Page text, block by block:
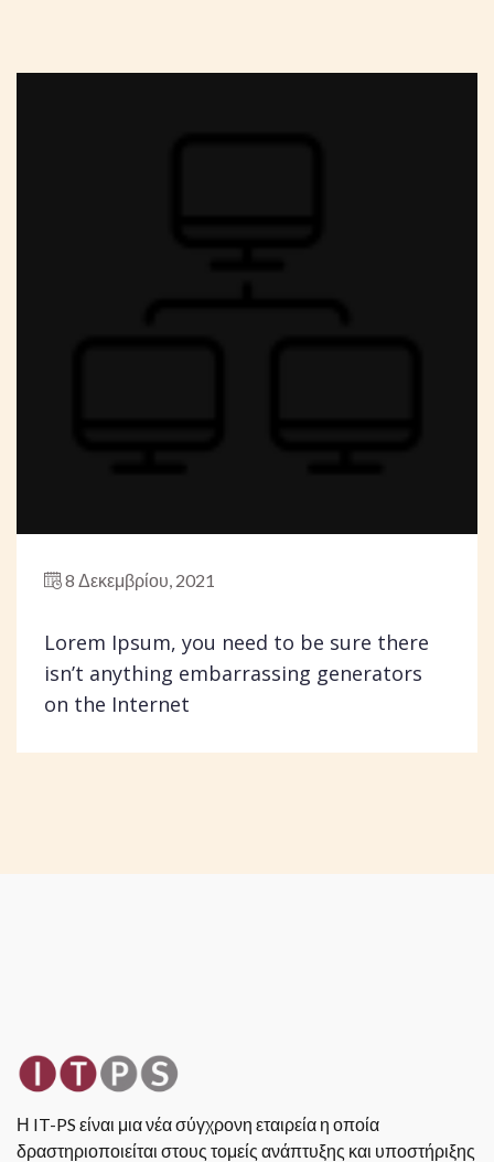
8 Δεκεμβρίου, 2021
Lorem Ipsum, you need to be sure there
isn’t anything embarrassing generators
on the Internet
Η IT-PS είναι μια νέα σύγχρονη εταιρεία η οποία
δραστηριοποιείται στους τομείς ανάπτυξης και υποστήριξης